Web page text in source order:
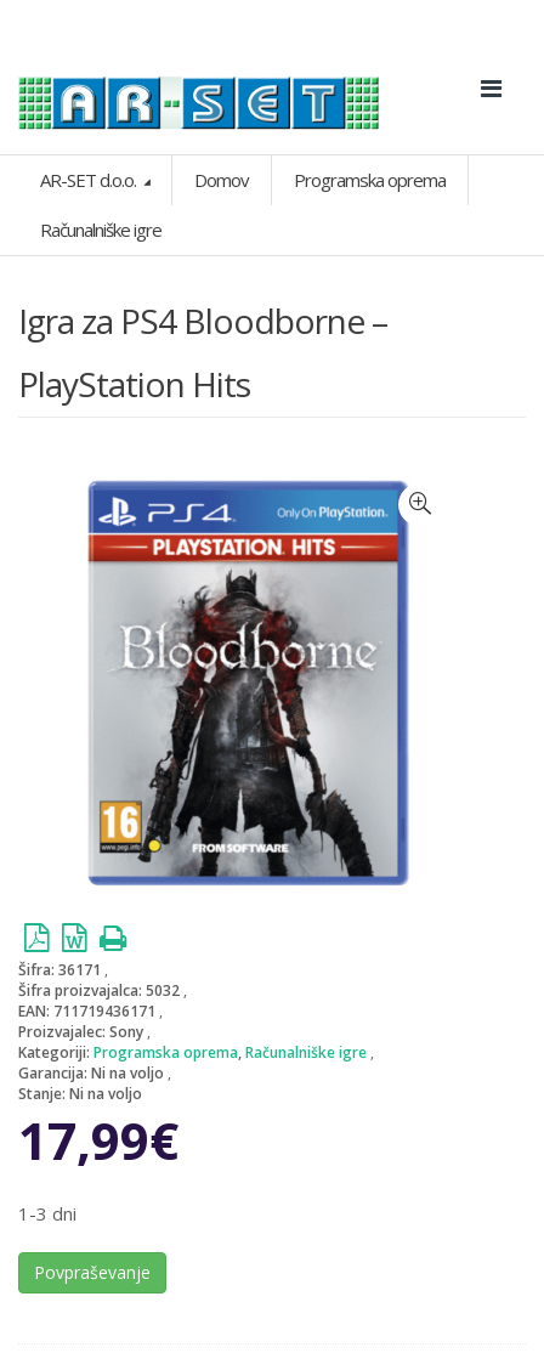
AR-SET d.o.o. Domov Programska oprema
Računalniške igre
Igra za PS4 Bloodborne –
PlayStation Hits
Šifra: 36171
Šifra proizvajalca: 5032
EAN: 711719436171
Proizvajalec: Sony
Kategoriji: Programska oprema,Računalniške igre
Garancija: Ni na voljo
Stanje: Ni na voljo
17,99€
1-3 dni
Povpraševanje